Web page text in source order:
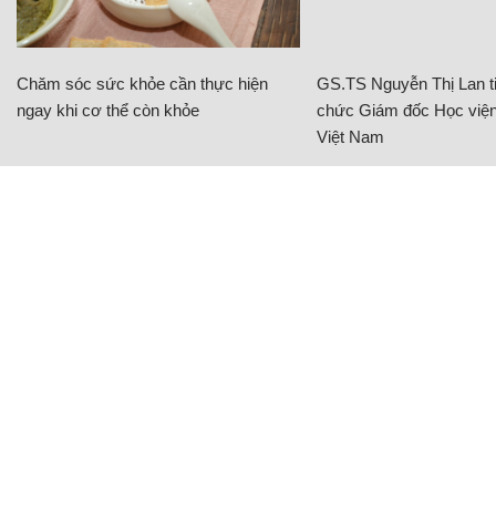
Chăm sóc sức khỏe cần thực hiện
ngay khi cơ thể còn khỏe
GS.TS Nguyễn Thị Lan
chức Giám đốc Học
Việt Nam